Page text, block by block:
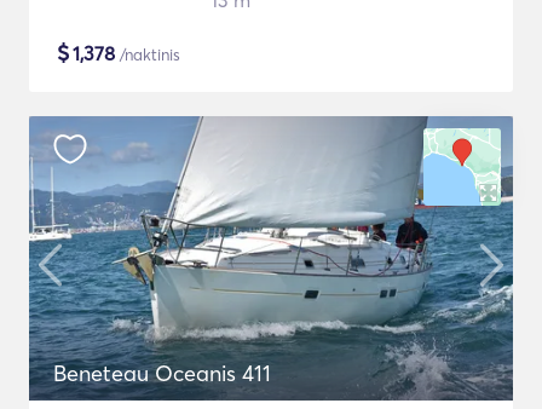
$1,378 /naktinis
Beneteau Oceanis 411